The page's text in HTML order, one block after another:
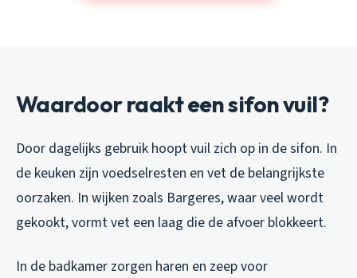
Waardoor raakt een sifon vuil?
Door dagelijks gebruik hoopt vuil zich op in de sifon. In
de keuken zijn voedselresten en vet de belangrijkste
oorzaken. In wijken zoals Bargeres, waar veel wordt
gekookt, vormt vet een laag die de afvoer blokkeert.
In de badkamer zorgen haren en zeep voor